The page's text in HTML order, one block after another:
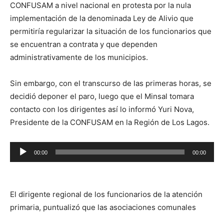
CONFUSAM a nivel nacional en protesta por la nula
implementación de la denominada Ley de Alivio que
permitiría regularizar la situación de los funcionarios que
se encuentran a contrata y que dependen
administrativamente de los municipios.
Sin embargo, con el transcurso de las primeras horas, se
decidió deponer el paro, luego que el Minsal tomara
contacto con los dirigentes así lo informó Yuri Nova,
Presidente de la CONFUSAM en la Región de Los Lagos.
Reproductor
de
00:00 00:00
El dirigente regional de los funcionarios de la atención
primaria, puntualizó que las asociaciones comunales